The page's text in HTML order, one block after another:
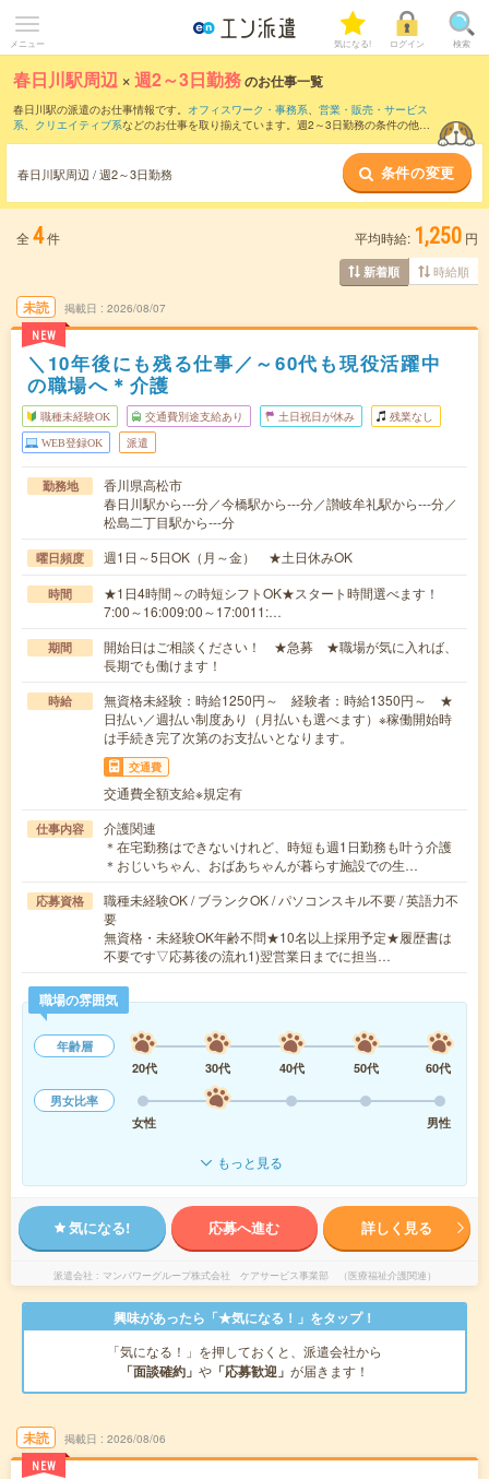
メニュー 気になる! ログイン 検索
春日川駅周辺 ×週2～3日勤務のお仕事一覧
春日川駅の派遣のお仕事情報です。 オフィスワーク・事務系、 営業・販売・サービス
系、 クリエイティブ系などのお仕事を取り揃えています。週2～3日勤務の条件の他
春日川駅周辺 / 週2～3日勤務 条件の変更
全 4件 平均時給: 1,250 円
新着順 時給順
未読
NEW
掲載日 2026/08/07
＼10年後にも残る仕事／～60代も現役活躍中
の職場へ＊介護
職種未経験OK 交通費別途支給あり 土日祝日が休み 残業なし
WEB登録OK 派遣
勤務地
香川県高松市
春日川駅から---分／今橋駅から---分／讃岐牟礼駅から---分／
松島二丁目駅から---分
曜日頻度 週1日～5日OK（月～金） ★土日休みOK
時間
★1日4時間～の時短シフトOK★スタート時間選べます！
7:00～16:009:00～17:0011:…
期間
開始日はご相談ください！ ★急募 ★職場が気に入れば、
長期でも働けます！
時給
無資格未経験：時給1250円～ 経験者：時給1350円～ ★
日払い／週払い制度あり（月払いも選べます）※稼働開始時
は手続き完了次第のお支払いとなります。
交通費
交通費全額支給※規定有
仕事内容
介護関連
＊在宅勤務はできないけれど、時短も週1日勤務も叶う介護
＊おじいちゃん、おばあちゃんが暮らす施設での生…
応募資格
職種未経験OK / ブランクOK / パソコンスキル不要 / 英語力不
要
無資格・未経験OK年齢不問★10名以上採用予定★履歴書は
不要です▽応募後の流れ1)翌営業日までに担当…
職場の雰囲気
年齢層
20代
30代 40代 50代
60代
男女比率
女性
男性
もっと見る
気になる! 応募へ進む 詳しく見る
派遣会社 マンパワーグループ株式会社 ケアサービス事業部 （医療福祉介護関連）
興味があったら「★気になる！」をタップ！
「気になる！」を押しておくと、派遣会社から
「面談確約」 や 「応募歓迎」 が届きます！
未読
NEW
掲載日 2026/08/06